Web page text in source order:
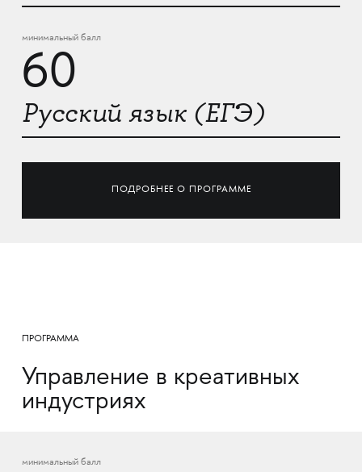
минимальный балл
60
Русский язык (ЕГЭ)
ПОДРОБНЕЕ О ПРОГРАММЕ
ПРОГРАММА
Управление в креативных
индустриях
минимальный балл